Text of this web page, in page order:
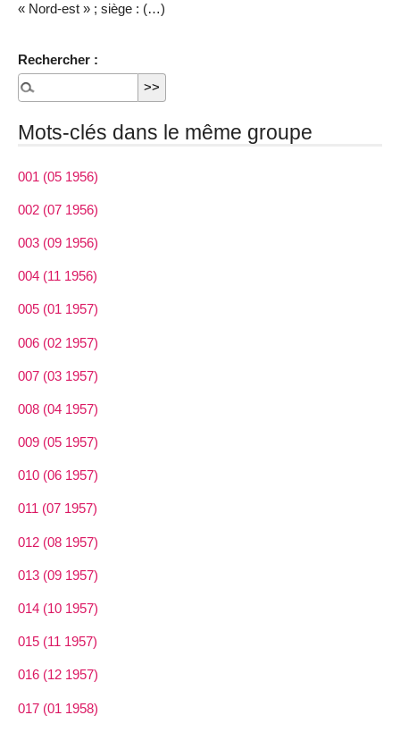
« Nord-est » ; siège : (…)
Rechercher :
Mots-clés dans le même groupe
001 (05 1956)
002 (07 1956)
003 (09 1956)
004 (11 1956)
005 (01 1957)
006 (02 1957)
007 (03 1957)
008 (04 1957)
009 (05 1957)
010 (06 1957)
011 (07 1957)
012 (08 1957)
013 (09 1957)
014 (10 1957)
015 (11 1957)
016 (12 1957)
017 (01 1958)